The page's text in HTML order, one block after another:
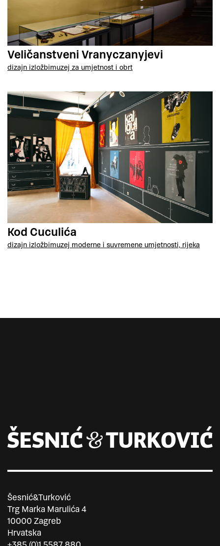
Veličanstveni Vranyczanyjevi
dizajn izložbimuzej za umjetnost i obrt
Kod Cuculića
dizajn izložbimuzej moderne i suvremene umjetnosti, rijeka
Šesnić&Turković
Trg Marka Marulića 4
10000 Zagreb
Hrvatska